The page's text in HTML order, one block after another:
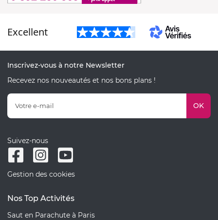
Excellent
Inscrivez-vous à notre Newsletter
Recevez nos nouveautés et nos bons plans !
OK
Suivez-nous
Gestion des cookies
Nos Top Activités
Saut en Parachute à Paris